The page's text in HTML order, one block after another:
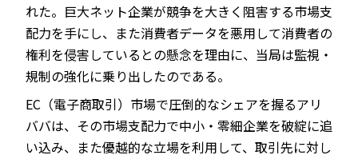
れた。巨大ネット企業が競争を大きく阻害する市場支
配力を手にし、また消費者データを悪用して消費者の
権利を侵害しているとの懸念を理由に、当局は監視・
規制の強化に乗り出したのである。
EC（電子商取引）市場で圧倒的なシェアを握るアリ
ババは、その市場支配力で中小・零細企業を破綻に追
い込み、また優越的な立場を利用して、取引先に対し